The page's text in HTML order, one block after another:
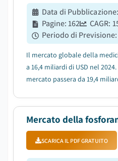
Data di Pubblicazione:
Pagine:162 CAGR:
Periodo di Previsione:
Il mercato globale della
a 16,4 miliardi di USD nel
mercato passera da 19,4
rapporto pubblicato da Global
Mercato della
SCARICA IL PDF GRATUITO